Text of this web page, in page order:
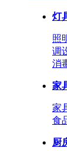
灯
照
调
消
家
家
食
厨